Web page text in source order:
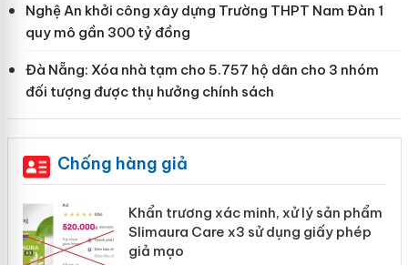
Nghệ An khởi công xây dựng Trường THPT Nam Đàn 1
quy mô gần 300 tỷ đồng
Đà Nẵng: Xóa nhà tạm cho 5.757 hộ dân cho 3 nhóm
đối tượng được thụ hưởng chính sách
Chống hàng giả
Khẩn trương xác minh, xử lý sản phẩm
Slimaura Care x3 sử dụng giấy phép
giả mạo